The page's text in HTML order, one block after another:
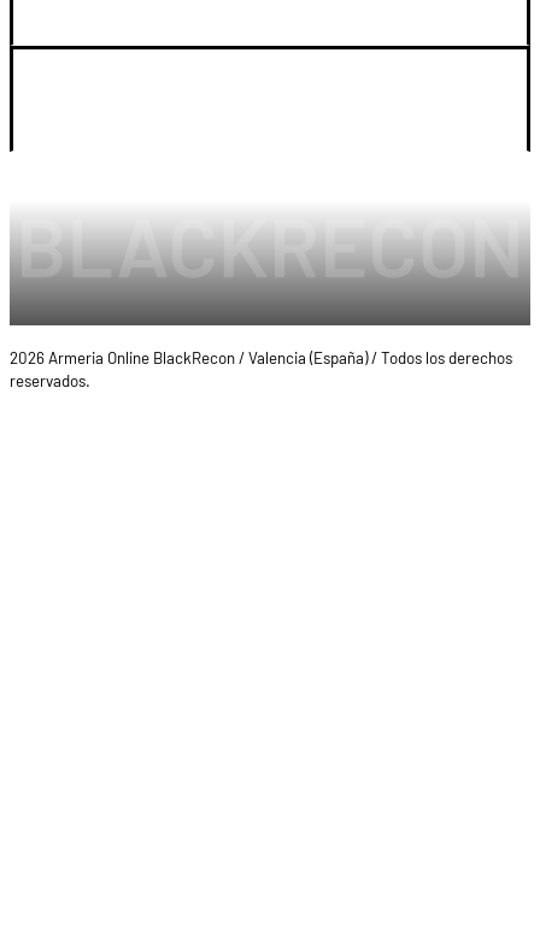
2026 Armeria Online BlackRecon / Valencia (España) / Todos los derechos
reservados.